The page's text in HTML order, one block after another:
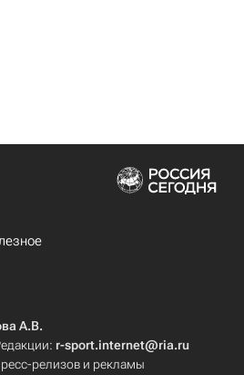
А.В.
r-sport.internet@ria.ru
релизов и рекламы